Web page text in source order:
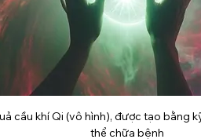
cầu khí Qi (vô hình), được tạo bằng
thể chữa bệnh